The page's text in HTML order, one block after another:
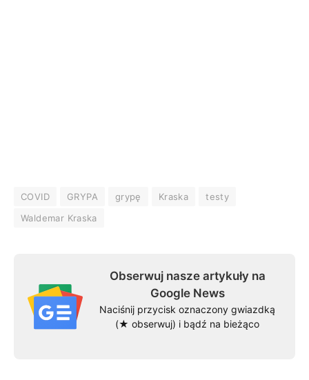
COVID GRYPA grypę Kraska
testy
Waldemar Kraska
Obserwuj nasze artykuły na
Google News
Naciśnij przycisk oznaczony gwiazdką
(★ obserwuj) i bądź na bieżąco